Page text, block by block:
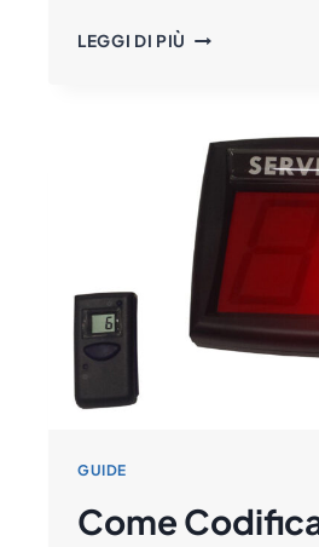
LEGGI DI PIÙ COME
DISPLAY
ELIMINACODE
TD04,
TD4
E
TD2
GUIDE
Come